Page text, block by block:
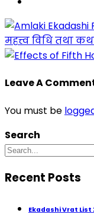
Leave A
You must be
Search
Recent Posts
Ekadashi Vrat List